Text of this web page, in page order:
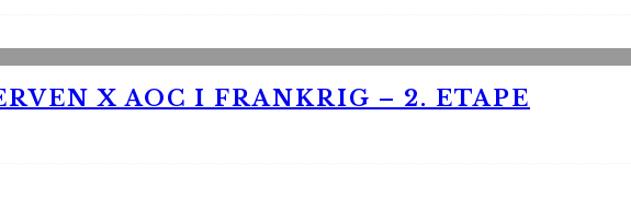
X AOC I FRANKRIG – 2. ETAPE